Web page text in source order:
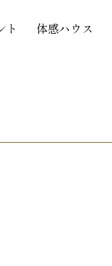
ト 体感ハウス